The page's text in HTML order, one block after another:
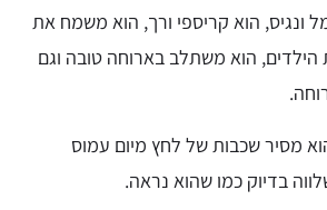
ונגיס, הוא קריספי ורך, הוא משמח את
הוא משתלב בארוחה טובה וגם
מסיר שכבות של לחץ מיום עמוס
בדיוק כמו שהוא נראה.